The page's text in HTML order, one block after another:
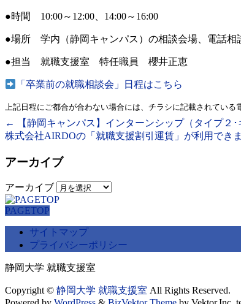
●時間 10:00～12:00、14:00～16:00
●場所 学内（静岡キャンパス）の相談会場、電話相
●担当 就職支援室 特任職員 櫻井正恵
「卒業前の就職相談会」日程はこちら
上記日程にご都合が合わない場合には、 チラシに記載されている
←
【静岡キャンパス】インターンシップ（タイプ
株式会社AIRDOの「就職支援割引運賃」が利用でき
アーカイブ
アーカイブ
PAGETOP
サイトマップ
プライバシーポリシー
静岡大学 就職支援室
Copyright © 静岡大学 就職支援室 All Rights Reserved.